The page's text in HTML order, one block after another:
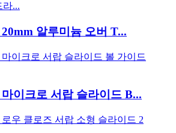
알루미늄 오버 T...
이크로 서랍 슬라이드 B...